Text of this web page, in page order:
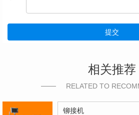
提交
相关推荐
RELATED TO
铆接机